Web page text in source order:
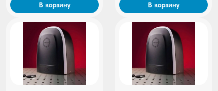
В корзину В корзину